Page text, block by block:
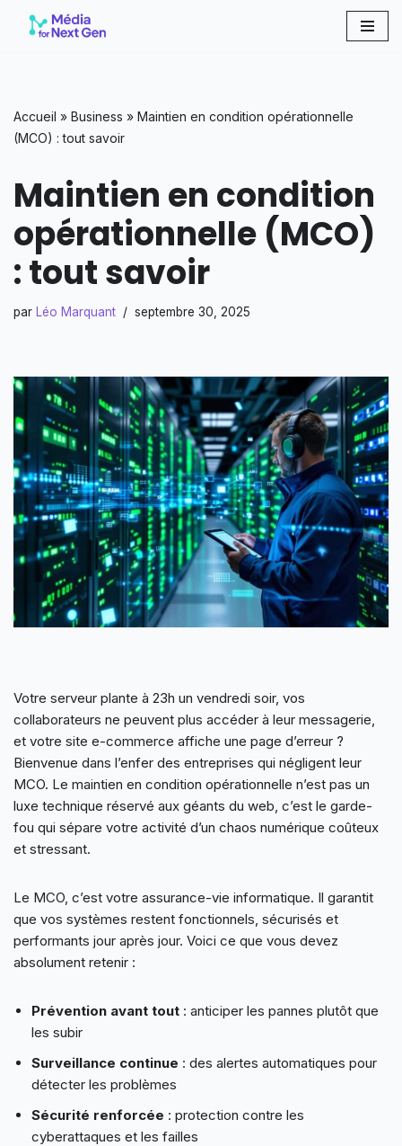
Accueil » Business » Maintien en condition opérationnelle
(MCO) : tout savoir
Maintien en condition
opérationnelle (MCO)
: tout savoir
par Léo Marquant septembre 30, 2025
Votre serveur plante à 23h un vendredi soir, vos
collaborateurs ne peuvent plus accéder à leur messagerie,
et votre site e-commerce affiche une page d’erreur ?
Bienvenue dans l’enfer des entreprises qui négligent leur
MCO. Le maintien en condition opérationnelle n’est pas un
luxe technique réservé aux géants du web, c’est le garde-
fou qui sépare votre activité d’un chaos numérique coûteux
et stressant.
Le MCO, c’est votre assurance-vie informatique. Il garantit
que vos systèmes restent fonctionnels, sécurisés et
performants jour après jour. Voici ce que vous devez
absolument retenir :
Prévention avant tout : anticiper les pannes plutôt que
les subir
Surveillance continue : des alertes automatiques pour
détecter les problèmes
Sécurité renforcée : protection contre les
cyberattaques et les failles